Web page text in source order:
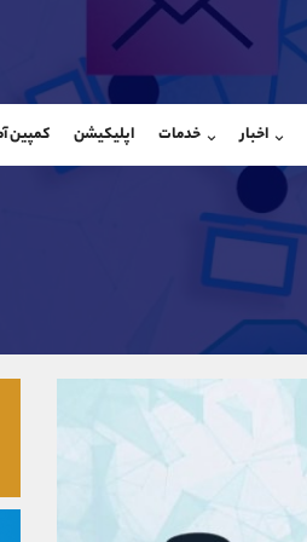
اخبار خدمات اپلیکیشن کمپین
واتساپ
تلگرام
داخلی